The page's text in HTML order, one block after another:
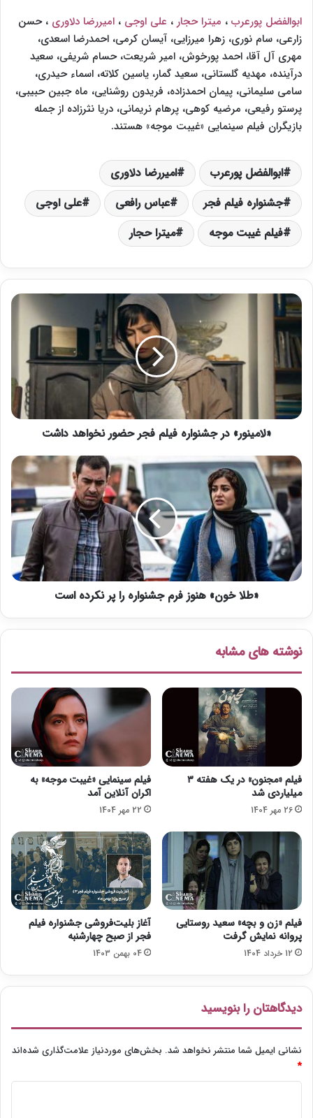
ابوالفضل پورعرب ، میترا حجار ، علی اوجی ، امیررضا دلاوری ، حسن
زارعی، سام نوری، زهرا میرزایی، آیسان کرمی، احمدرضا اسعدی،
مهری آل آقا، احمد پورخوش، امیر شریعت، حسام شریفی، سعید
درآینده، مهدیه گلستانی، سعید گمار، یاسین کلاته، اسماء حیدری،
سامی سلیمانی، پیمان احمدزاده، فریدون روشنایی، ماه جبین حبیبی،
پرستو رفیعی، مرضیه کوهی، پرهام نریمانی، دریا نثرزاده از جمله
بازیگران فیلم سینمایی «غیبت موجه» هستند.
ابوالفضل پورعرب
امیررضا دلاوری
جشنواره فیلم فجر
عباس رافعی
علی اوجی
فیلم غیبت موجه
میترا حجار
«
ل
م
ی
ن
و
ر
»
ج
ش
ن
و
ر
ف
ی
ف
ر
و
و
ه
د
د
ش
«لامینور» در جشنواره فیلم فجر حضور نخواهد داشت
«
ط
ل
ا
و
ن
»
ه
ر
م
ش
ر
ر
ا
پ
ن
د
ه
ا
س
ت
«طلا خون» هنوز فرم جشنواره را پر نکرده است
نوشته های مشابه
فیلم «مجنون» در یک هفته ۳
میلیاردی شد
26 مهر 1404
فیلم سینمایی «غیبت موجه» به
اکران آنلاین آمد
22 مهر 1404
فیلم «زن و بچه» سعید روستایی
پروانه نمایش گرفت
12 خرداد 1404
آغاز بلیت‌فروشی جشنواره فیلم
فجر از صبح چهارشنبه
04 بهمن 1403
دیدگاهتان را بنویسید
نشانی ایمیل شما منتشر نخواهد شد. بخش‌های موردنیاز علامت‌گذاری شده‌اند
*